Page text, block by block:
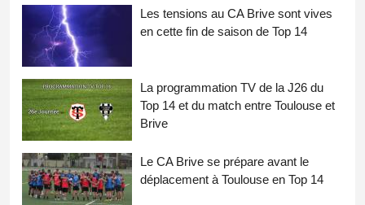
Les tensions au CA Brive sont vives
en cette fin de saison de Top 14
La programmation TV de la J26 du
Top 14 et du match entre Toulouse et
Brive
Le CA Brive se prépare avant le
déplacement à Toulouse en Top 14